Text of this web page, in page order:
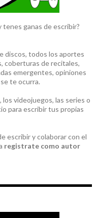
tenes ganas de escribir?
discos, todos los aportes
coberturas de recitales,
emergentes, opiniones
te ocurra.
videojuegos, las series o
para escribir tus propias
escribir y colaborar con el
registrate como autor